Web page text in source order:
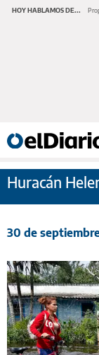
HOY HABLAMOS DE...
Huracán
30 de